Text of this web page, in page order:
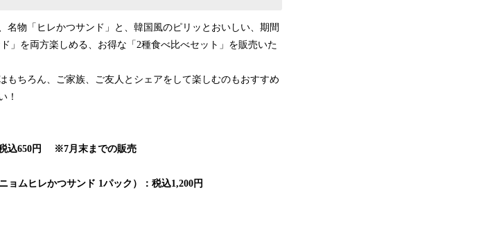
名物「ヒレかつサンド」と、韓国風のピリッとおいしい、期間
」を両方楽しめる、お得な「2種食べ比べセット」を販売いた
もちろん、ご家族、ご友人とシェアをして楽しむのもおすすめ
！
込650円 ※7月末までの販売
ョムヒレかつサンド 1パック）：税込1,200円